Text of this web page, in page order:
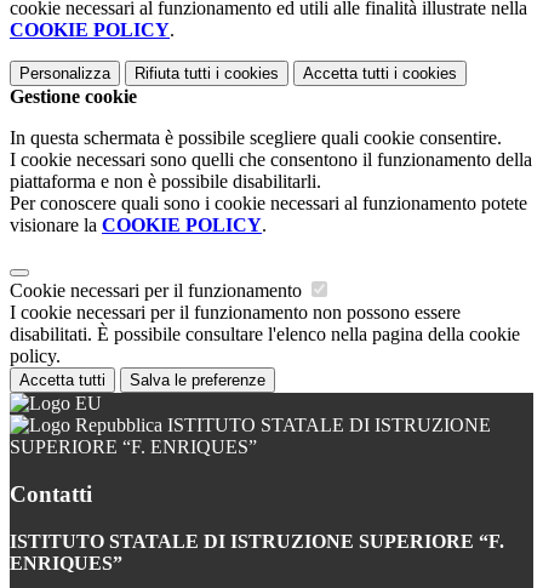
cookie necessari al funzionamento ed utili alle finalità illustrate nella
COOKIE POLICY.
Personalizza Rifiuta tutti i cookies Accetta tutti i cookies
Gestione cookie
In questa schermata è possibile scegliere quali cookie consentire.
I cookie necessari sono quelli che consentono il funzionamento della
piattaforma e non è possibile disabilitarli.
Per conoscere quali sono i cookie necessari al funzionamento potete
visionare la COOKIE POLICY.
Cookie necessari per il funzionamento
I cookie necessari per il funzionamento non possono essere
disabilitati. È possibile consultare l'elenco nella pagina della cookie
policy.
Accetta tutti Salva le preferenze
ISTITUTO STATALE DI ISTRUZIONE
SUPERIORE “F. ENRIQUES”
Contatti
ISTITUTO STATALE DI ISTRUZIONE SUPERIORE “F.
ENRIQUES”